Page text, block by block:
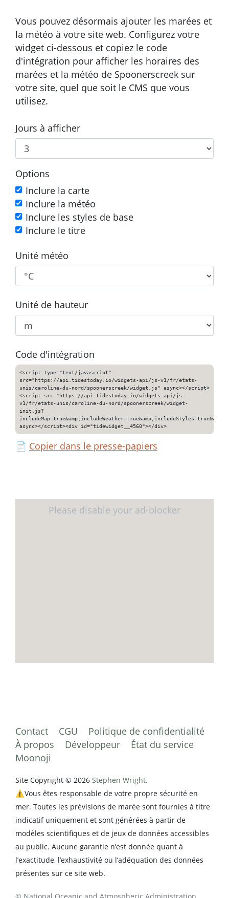
Vous pouvez désormais ajouter les marées et
la météo à votre site web. Configurez votre
widget ci-dessous et copiez le code
d'intégration pour afficher les horaires des
marées et la météo de Spoonerscreek sur
votre site, quel que soit le CMS que vous
utilisez.
Jours à afficher
Options
Inclure la carte
Inclure la météo
Inclure les styles de base
Inclure le titre
Unité météo
Unité de hauteur
Code d'intégration
<script type="text/javascript"
src="https://api.tidestoday.io/widgets-api/js-v1/fr/etats-
unis/caroline-du-nord/spoonerscreek/widget.js" async></script>
<script src="https://api.tidestoday.io/widgets-api/js-
v1/fr/etats-unis/caroline-du-nord/spoonerscreek/widget-
init.js?
async></script><div id="tidewidget__4560"></div>
📄 Copier dans le presse-papiers
Contact CGU
Politique de confidentialité
À propos
Développeur
État du service
Moonoji
Site Copyright © 2026 Stephen Wright.
⚠️Vous êtes responsable de votre propre sécurité en
mer. Toutes les prévisions de marée sont fournies à titre
indicatif uniquement et sont générées à partir de
modèles scientifiques et de jeux de données accessibles
au public. Aucune garantie n’est donnée quant à
l’exactitude, l’exhaustivité ou l’adéquation des données
présentes sur ce site web.